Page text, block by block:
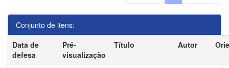
Conjunto de itens:
Data de
defesa
Pré-
visualização
Título Autor